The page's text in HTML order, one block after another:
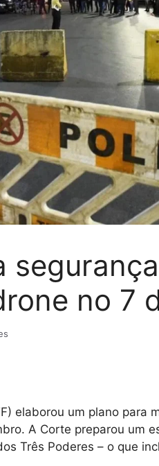
no 7
elaborou um plano para
A Corte preparou um
Três Poderes – o que